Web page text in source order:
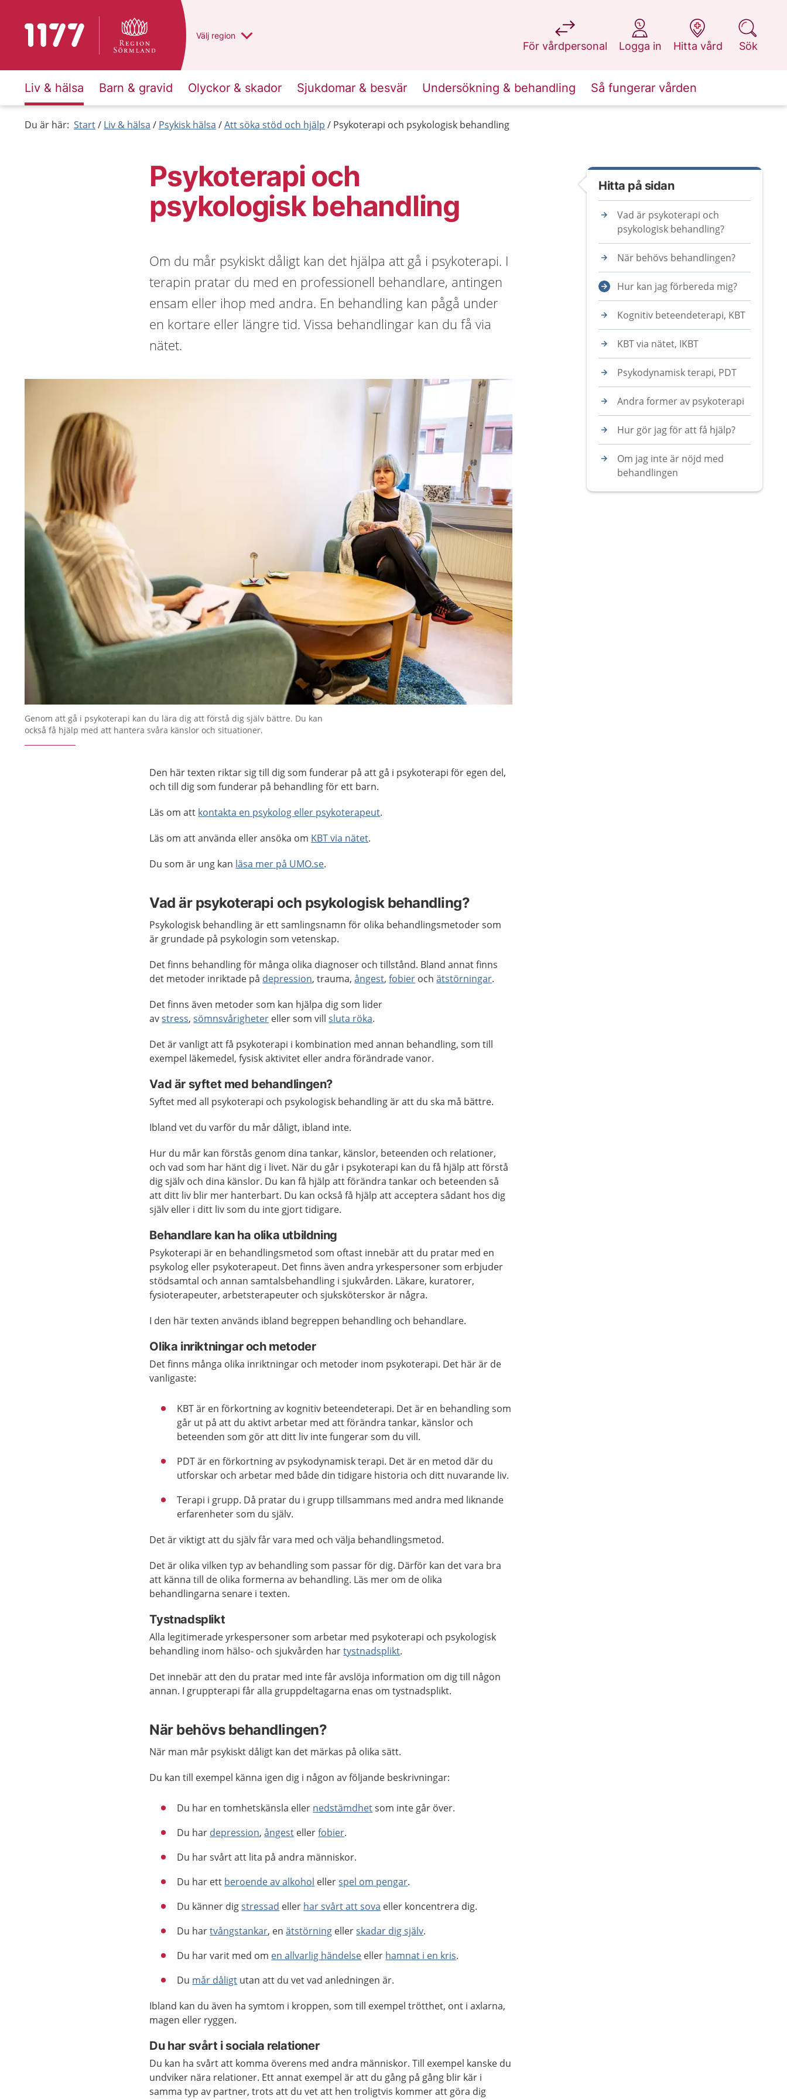
Till startsidan för 1177 Du har valt region
Välj en annan
region
För vårdpersonal
på 1177.se
Logga in
på 1177.se
Hitta vård
på 1177.se
Sök
på 1177.se
Liv & hälsa Barn & gravid Olyckor & skador Sjukdomar & besvär Undersökning & behandling Så fungerar vården
Du är här: Start Liv & hälsa Psykisk hälsa Att söka stöd och hjälp Psykoterapi och psykologisk behandling
Psykoterapi och
psykologisk behandling
Om du mår psykiskt dåligt kan det hjälpa att gå i psykoterapi. I
terapin pratar du med en professionell behandlare, antingen
ensam eller ihop med andra. En behandling kan pågå under
en kortare eller längre tid. Vissa behandlingar kan du få via
nätet.
Genom att gå i psykoterapi kan du lära dig att förstå dig själv bättre. Du kan
också få hjälp med att hantera svåra känslor och situationer.
Den här texten riktar sig till dig som funderar på att gå i psykoterapi för egen del,
och till dig som funderar på behandling för ett barn.
Läs om att kontakta en psykolog eller psykoterapeut.
Läs om att använda eller ansöka om KBT via nätet.
Du som är ung kan läsa mer på UMO.se.
Vad är psykoterapi och psykologisk behandling?
Psykologisk behandling är ett samlingsnamn för olika behandlingsmetoder som
är grundade på psykologin som vetenskap.
Det finns behandling för många olika diagnoser och tillstånd. Bland annat finns
det metoder inriktade på depression, trauma,ångest,fobier ochätstörningar.
Det finns även metoder som kan hjälpa dig som lider
avstress,sömnsvårigheter eller som villsluta röka.
Det är vanligt att få psykoterapi i kombination med annan behandling, som till
exempel läkemedel, fysisk aktivitet eller andra förändrade vanor.
Vad är syftet med behandlingen?
Syftet med all psykoterapi och psykologisk behandling är att du ska må bättre.
Ibland vet du varför du mår dåligt, ibland inte.
Hur du mår kan förstås genom dina tankar, känslor, beteenden och relationer,
och vad som har hänt dig i livet. När du går i psykoterapi kan du få hjälp att förstå
dig själv och dina känslor. Du kan få hjälp att förändra tankar och beteenden så
att ditt liv blir mer hanterbart. Du kan också få hjälp att acceptera sådant hos dig
själv eller i ditt liv som du inte gjort tidigare.
Behandlare kan ha olika utbildning
Psykoterapi är en behandlingsmetod som oftast innebär att du pratar med en
psykolog eller psykoterapeut. Det finns även andra yrkespersoner som erbjuder
stödsamtal och annan samtalsbehandling i sjukvården. Läkare, kuratorer,
fysioterapeuter, arbetsterapeuter och sjuksköterskor är några.
I den här texten används ibland begreppen behandling och behandlare.
Olika inriktningar och metoder
Det finns många olika inriktningar och metoder inom psykoterapi. Det här är de
vanligaste:
KBT är en förkortning av kognitiv beteendeterapi. Det är en behandling som
går ut på att du aktivt arbetar med att förändra tankar, känslor och
beteenden som gör att ditt liv inte fungerar som du vill.
PDT är en förkortning av psykodynamisk terapi. Det är en metod där du
utforskar och arbetar med både din tidigare historia och ditt nuvarande liv.
Terapi i grupp. Då pratar du i grupp tillsammans med andra med liknande
erfarenheter som du själv.
Det är viktigt att du själv får vara med och välja behandlingsmetod.
Det är olika vilken typ av behandling som passar för dig. Därför kan det vara bra
att känna till de olika formerna av behandling. Läs mer om de olika
behandlingarna senare i texten.
Tystnadsplikt
Alla legitimerade yrkespersoner som arbetar med psykoterapi och psykologisk
behandling inom hälso- och sjukvården hartystnadsplikt.
Det innebär att den du pratar med inte får avslöja information om dig till någon
annan. I gruppterapi får alla gruppdeltagarna enas om tystnadsplikt.
När behövs behandlingen?
När man mår psykiskt dåligt kan det märkas på olika sätt.
Du kan till exempel känna igen dig i någon av följande beskrivningar:
Du har en tomhetskänsla eller nedstämdhetsom inte går över.
Du har depression,ångest ellerfobier.
Du har svårt att lita på andra människor.
Du har ett beroende av alkohol ellerspel om pengar.
Du känner digstressad eller har svårt att sova eller koncentrera dig.
Du hartvångstankar, enätstörning ellerskadar dig själv.
Du har varit med om en allvarlig händelse eller hamnat i en kris.
Du mår dåligt utan att du vet vad anledningen är.
Ibland kan du även ha symtom i kroppen, som till exempel trötthet, ont i axlarna,
magen eller ryggen.
Du har svårt i sociala relationer
Du kan ha svårt att komma överens med andra människor. Till exempel kanske du
undviker nära relationer. Ett annat exempel är att du gång på gång blir kär i
samma typ av partner, trots att du vet att hen troligtvis kommer att göra dig
Hitta på sidan
Vad är psykoterapi och
psykologisk behandling?
När behövs behandlingen?
Hur kan jag förbereda mig?
Kognitiv beteendeterapi, KBT
KBT via nätet, IKBT
Psykodynamisk terapi, PDT
Andra former av psykoterapi
Hur gör jag för att få hjälp?
Om jag inte är nöjd med
behandlingen